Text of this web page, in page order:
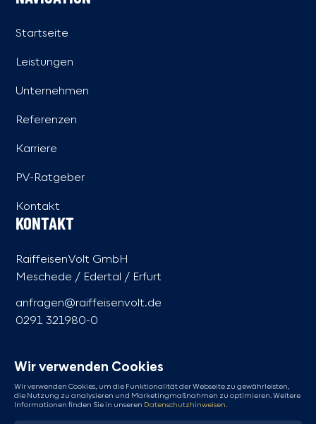
Startseite
Leistungen
Unternehmen
Referenzen
Karriere
PV-Ratgeber
Kontakt
KONTAKT
RaiffeisenVolt GmbH
Meschede / Edertal / Erfurt
anfragen@raiffeisenvolt.de
0291 321980-0
ESCHÄFTSZEITEN
Einen technischen Notfall melden: 015123966182
Wir verwenden Cookies
Wir verwenden Cookies, um die Funktionalität der Webseite zu gewährleisten,
die Nutzung zu analysieren und Marketingmaßnahmen zu optimieren. Weitere
Informationen finden Sie in unseren Datenschutzhinweisen.